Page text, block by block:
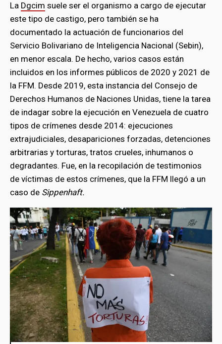
La Dgcim suele ser el organismo a cargo de ejecutar
este tipo de castigo, pero también se ha
documentado la actuación de funcionarios del
Servicio Bolivariano de Inteligencia Nacional (Sebin),
en menor escala. De hecho, varios casos están
incluidos en los informes públicos de 2020 y 2021 de
la FFM. Desde 2019, esta instancia del Consejo de
Derechos Humanos de Naciones Unidas, tiene la tarea
de indagar sobre la ejecución en Venezuela de cuatro
tipos de crímenes desde 2014: ejecuciones
extrajudiciales, desapariciones forzadas, detenciones
arbitrarias y torturas, tratos crueles, inhumanos o
degradantes. Fue, en la recopilación de testimonios
de víctimas de estos crímenes, que la FFM llegó a un
caso de Sippenhaft.